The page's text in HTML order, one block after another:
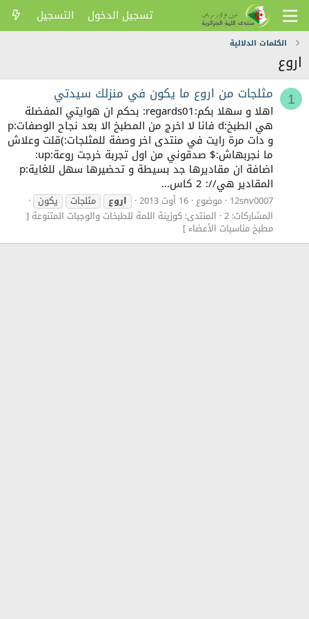
تسجيل الدخول التسجيل
الكلمات الدلالية
اروع
1 مثلجات من اروع ما يكون في منزلك سيدتي
اهلا و سهلا بكم:regards01: بحكم ان هوايتي المفضلة
هي الطبخ:d فانا لا اخرج من المطبخ الا بعد نجاح الوصفات:p
و دات مرة رايت في منتدى اخر وصفة للمثلجات:)قلت وعلاش
ما نجربهاش:$ صدقوني من اول تجربة خرجت روعة:up:
اضافة ان مقاديرها جد بسيطة و تحضيرها سهل للغاية:p
المقادير هي//: 2 كاس...
12snv0007 موضوع 16 أوت 2013 اروع مثلجات
يكون
المشاركات: 2
المنتدى: كوزينة اللمة للطبخات والوجبات المتنوعة [
مطبخ مناسبات الأعضاء ]